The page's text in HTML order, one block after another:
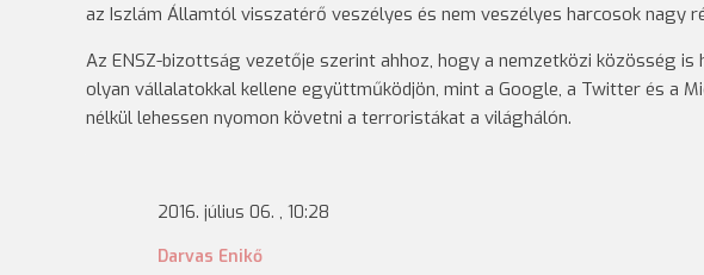
az Iszlám Államtól visszatérő veszélyes és nem veszélyes harcosok nagy
Az ENSZ-bizottság vezetője szerint ahhoz, hogy a nemzetközi közösség
olyan vállalatokkal kellene együttműködjön, mint a Google, a Twitter és a
nélkül lehessen nyomon követni a terroristákat a világhálón.
2016. július 06. , 10:28
Darvas Enikő